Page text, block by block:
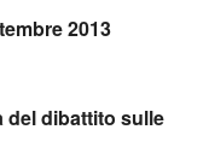
2013
del dibattito sulle